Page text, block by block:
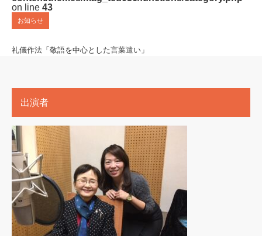
on line 43
お知らせ
礼儀作法「敬語を中心とした言葉遣い」
出演者